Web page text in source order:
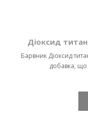
Діоксид
Барвник Діоксид
добавка, що